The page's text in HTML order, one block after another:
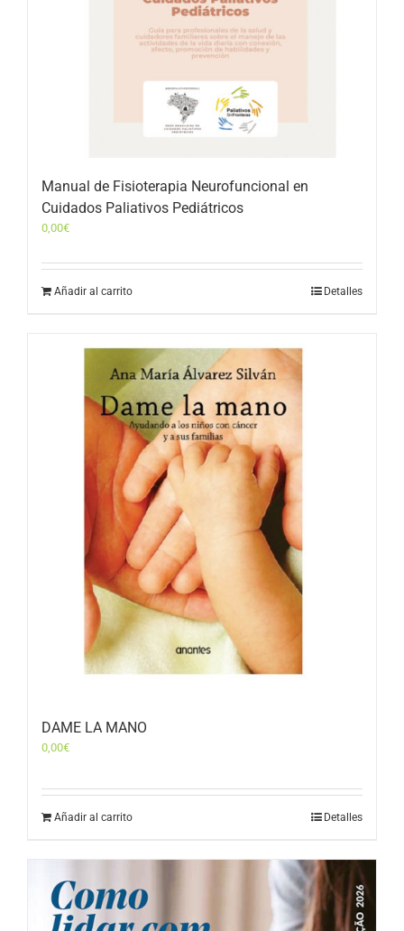
Manual de Fisioterapia Neurofuncional en
Cuidados Paliativos Pediátricos
0,00€
Añadir al carrito Detalles
DAME LA MANO
0,00€
Añadir al carrito Detalles